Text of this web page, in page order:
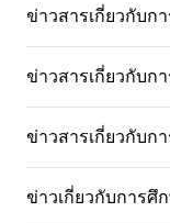
ข่าวสารเกี่ยวกับ
ข่าวสารเกี่ยวกับก
ข่าวสารเกี่ยวกับก
ข่าวเกี่ยวกับการศึ